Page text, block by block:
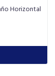
Horizontal